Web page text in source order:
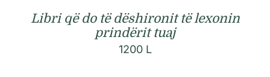
Libri që do të dëshironit të lexonin
prindërit tuaj
1200 L